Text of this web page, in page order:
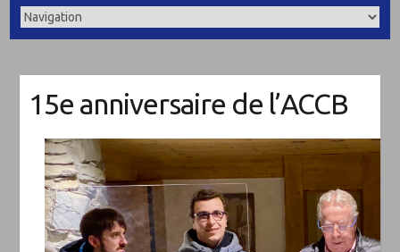
15e anniversaire de l’ACCB